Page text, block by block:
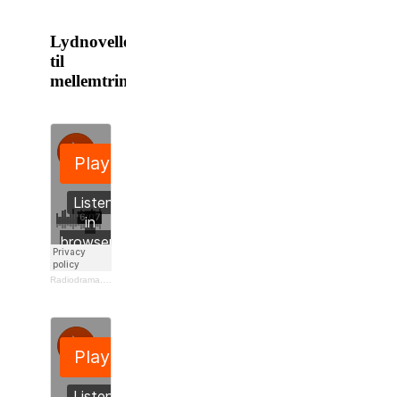
Lydnoveller
til
mellemtrinnet: